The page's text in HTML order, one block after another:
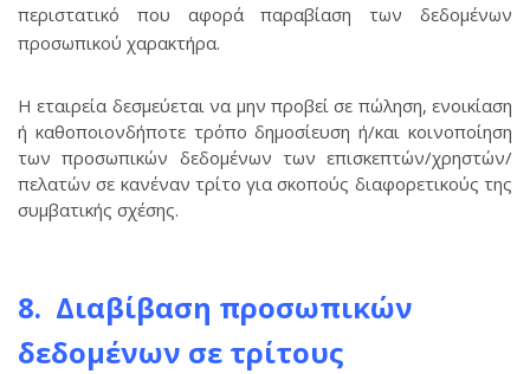
περιστατικό που αφορά παραβίαση των δεδομένων
προσωπικού χαρακτήρα.
Η εταιρεία δεσμεύεται να μην προβεί σε πώληση, ενοικίαση
ή καθοποιονδήποτε τρόπο δημοσίευση ή/και κοινοποίηση
των προσωπικών δεδομένων των επισκεπτών/χρηστών/
πελατών σε κανέναν τρίτο για σκοπούς διαφορετικούς της
συμβατικής σχέσης.
8. Διαβίβαση προσωπικών
δεδομένων σε τρίτους